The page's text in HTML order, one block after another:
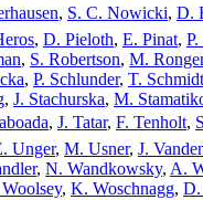
, S. C. Nowicki, D.
, D. Pieloth, E. Pinat,
, S. Robertson, M.
, P. Schlunder, T. Schmidt
, J. Stachurska, M.
, J. Tatar, F. Tenholt,
Unger, M. Usner, J.
, N. Wandkowsky, A.
, K. Woschnagg,